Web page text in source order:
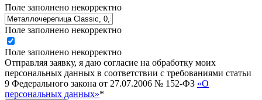
Поле заполнено некорректно
Поле заполнено некорректно
Поле заполнено некорректно
Отправляя заявку, я даю согласие на обработку моих
персональных данных в соответствии с требованиями статьи
9 Федерального закона от 27.07.2006 № 152-ФЗ «О
персональных данных»*